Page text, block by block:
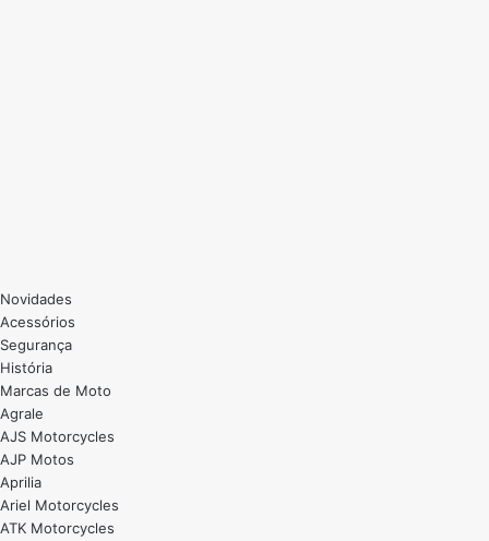
Novidades
Acessórios
Segurança
História
Marcas de Moto
Agrale
AJS Motorcycles
AJP Motos
Aprilia
Ariel Motorcycles
ATK Motorcycles